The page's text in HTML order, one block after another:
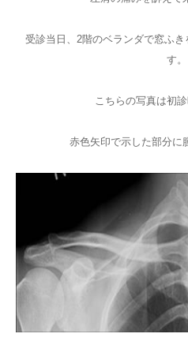
受診当日、2階のベランダで窓ふ
す。
こちらの写真は初診
赤色矢印で示した部分に